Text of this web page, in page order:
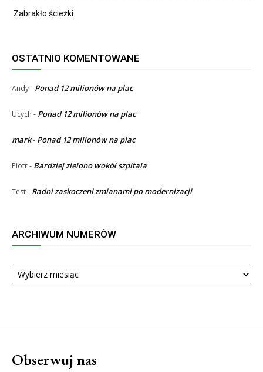
Zabrakło ścieżki
OSTATNIO KOMENTOWANE
Andy- Ponad 12 milionów na plac
Ucych - Ponad 12 milionów na plac
mark- Ponad 12 milionów na plac
Piotr- Bardziej zielono wokół szpitala
Test- Radni zaskoczeni zmianami po modernizacji
ARCHIWUM NUMERÓW
ARCHIWUM
NUMERÓW
Obserwuj nas